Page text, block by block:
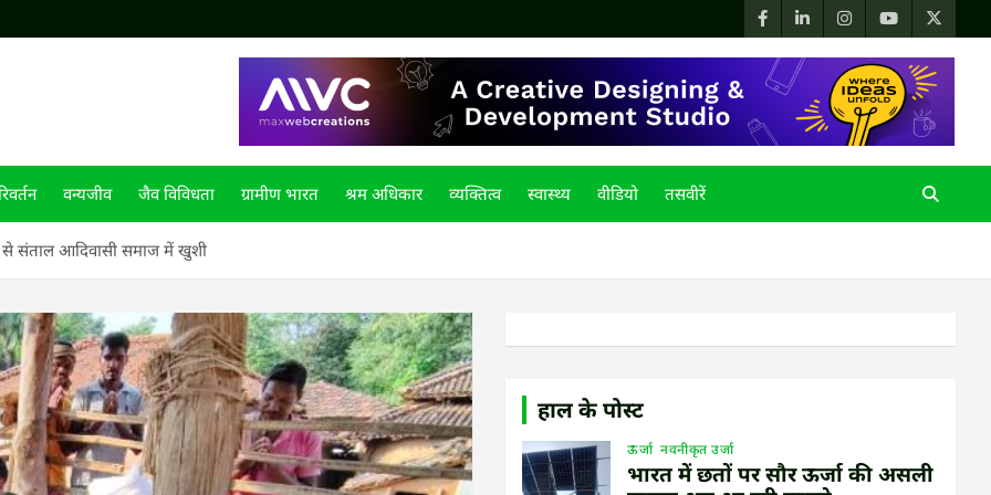
वन्यजीव जैव विविधता ग्रामीण भारत श्रम अधिकार व्यक्तित्व स्वास्थ्य वीडियो तसवीरें
से संताल आदिवासी समाज में खुशी
हाल के पोस्ट
ऊर्जा नवनीकृत उर्जा
भारत में छतों पर सौर ऊर्जा की असली